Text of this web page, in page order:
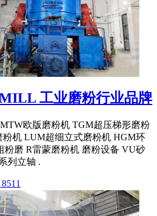
工业磨粉行业品牌
欧版磨粉机 TGM超压梯形磨粉
机 LUM超细立式磨粉机 HGM环
粉磨 R雷蒙磨粉机 磨粉设备 VU砂
列立轴 .